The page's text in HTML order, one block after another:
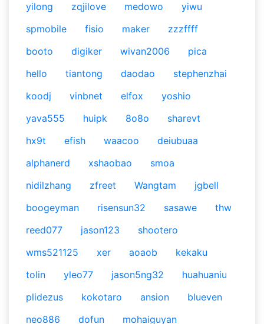
yilong
zqjilove medowo
yiwu
spmobile
fisio maker
zzzffff
booto
digiker wivan2006
pica
hello
tiantong daodao
stephenzhai
koodj
vinbnet elfox
yoshio
yava555
huipk 8o8o
sharevt
hx9t
efish waacoo
deiubuaa
alphanerd
xshaobao
smoa
nidilzhang
zfreet Wangtam
jgbell
boogeyman
risensun32 sasawe
thw
reed077
jason123
shootero
wms521125
xer aoaob
kekaku
tolin
yleo77 jason5ng32
huahuaniu
plidezus
kokotaro ansion
blueven
neo886
dofun mohaiguyan